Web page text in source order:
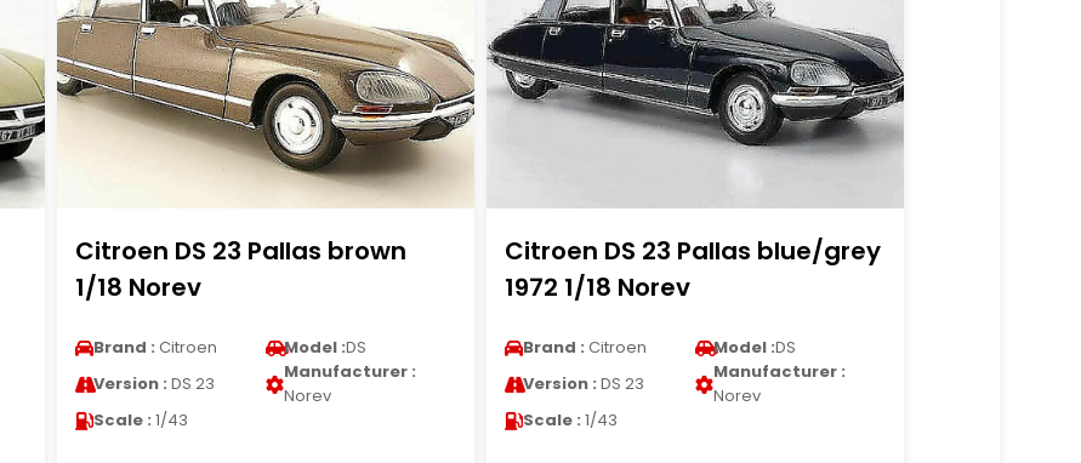
Citroen DS 23 Pallas brown
1/18 Norev
Brand : Citroen Model :DS
Version : DS 23
Manufacturer :
Norev
Scale : 1/43
Citroen DS 23 Pallas blue/grey
1972 1/18 Norev
Brand : Citroen Model :DS
Version : DS 23
Manufacturer :
Norev
Scale : 1/43